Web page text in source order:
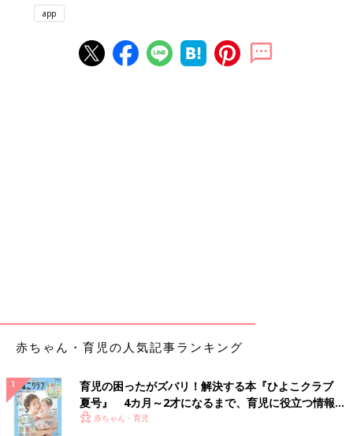
app
赤ちゃん・育児の人気記事ランキング
育児の困ったがズバリ！解決する本『ひよこクラブ
夏号』 4カ月～2才になるまで、育児に役立つ情報が
いっぱい！
赤ちゃん・育児